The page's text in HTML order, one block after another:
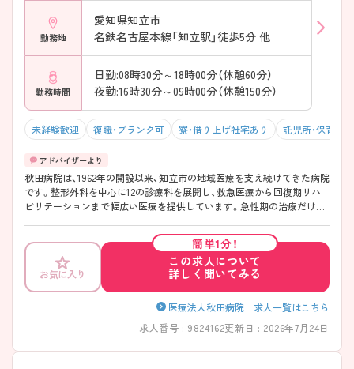
すすめです
勤務地
愛知県知立市
名鉄名古屋本線「知立駅」徒歩5分 他
勤務時間
日勤:08時30分～18時00分（休憩60分）
夜勤:16時30分～09時00分（休憩150分）
未経験歓迎 復職・ブランク可 寮・借り上げ社宅あり 託児所・保育支
秋田病院は、1962年の開設以来、知立市の地域医療を支え続けてきた病院
です。整形外科を中心に12の診療科を展開し、救急医療から回復期リハ
ビリテーションまで幅広い医療を提供しています。急性期の治療だけで
験を積むことが可能です。また、24時間託児所や単身寮、育休復帰後は時
短勤務制度など福利厚生も充実しており、ライフステージに合わせて長
く働きやすい環境が整っています。地域とのつながりを大切にしなが
ら、長期的に幅広い経験を積みたい方におすすめの求人です♪
――――――――――――――― ■子育て世代も安心のサポート体制
――――――――――――――― ライフステージに合わせた働き方を
応援しています。 ・24時間対応の託児所を完備 ・育児休業や子の看護休
暇制度あり → 子育てと仕事を両立しながら長く働きやすい環境です
――――――――――――――― ■福利厚生充実！長く働ける環境
お気に入り
簡単1分！
この求人について
詳しく聞いてみる
医療法人秋田病院 求人一覧はこちら
求人番号 : 9824162更新日 : 2026年7月24日